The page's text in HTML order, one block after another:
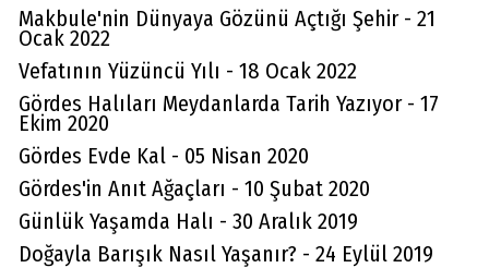
Makbule'nin Dünyaya Gözünü Açtığı Şehir - 21
Ocak 2022
Vefatının Yüzüncü Yılı - 18 Ocak 2022
Gördes Halıları Meydanlarda Tarih Yazıyor - 17
Ekim 2020
Gördes Evde Kal - 05 Nisan 2020
Gördes'in Anıt Ağaçları - 10 Şubat 2020
Günlük Yaşamda Halı - 30 Aralık 2019
Doğayla Barışık Nasıl Yaşanır? - 24 Eylül 2019